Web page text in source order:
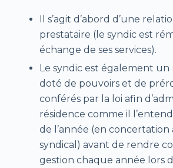
Il s’agit d’abord d’une
prestataire (le syndic est
échange de ses services).
Le syndic est également un
doté de pouvoirs et de
conférés par la loi afin
résidence comme il
de l’année (en concertation
syndical) avant de rendre
gestion chaque année lors